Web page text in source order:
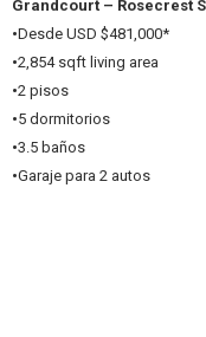
Grandcourt – Rosecrest
•Desde USD $481,000*
•2,854 sqft living area
•2 pisos
•5 dormitorios
•3.5 baños
•Garaje para 2 autos